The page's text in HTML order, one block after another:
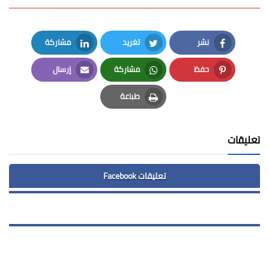
نشر
Facebook
تغريد
Twitter
مشاركة
LinkedIn
حفظ
Pinterest
مشاركة
Whatsapp
إرسال
Email
طباعة
Print
تعليقات
تعليقات Facebook